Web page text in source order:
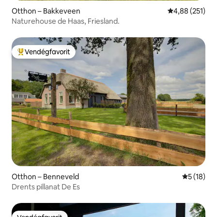
Otthon – Bakkeveen Átlagos
4,88 (251)
Naturehouse de Haas, Friesland.
Kiemelt vendégfavorit
Vendégfavorit
Otthon – Benneveld Átlagos
5 (18)
Drents pillanat De Es